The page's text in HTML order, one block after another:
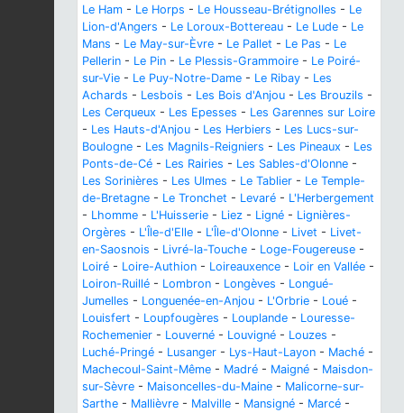
Le Ham - Le Horps - Le Housseau-Brétignolles - Le
Lion-d'Angers - Le Loroux-Bottereau - Le Lude - Le
Mans - Le May-sur-Èvre - Le Pallet - Le Pas - Le
Pellerin - Le Pin - Le Plessis-Grammoire - Le Poiré-
sur-Vie - Le Puy-Notre-Dame - Le Ribay - Les
Achards - Lesbois - Les Bois d'Anjou - Les Brouzils -
Les Cerqueux - Les Epesses - Les Garennes sur Loire
- Les Hauts-d'Anjou - Les Herbiers - Les Lucs-sur-
Boulogne - Les Magnils-Reigniers - Les Pineaux - Les
Ponts-de-Cé - Les Rairies - Les Sables-d'Olonne -
Les Sorinières - Les Ulmes - Le Tablier - Le Temple-
de-Bretagne - Le Tronchet - Levaré - L'Herbergement
- Lhomme - L'Huisserie - Liez - Ligné - Lignières-
Orgères - L'Île-d'Elle - L'Île-d'Olonne - Livet - Livet-
en-Saosnois - Livré-la-Touche - Loge-Fougereuse -
Loiré - Loire-Authion - Loireauxence - Loir en Vallée -
Loiron-Ruillé - Lombron - Longèves - Longué-
Jumelles - Longuenée-en-Anjou - L'Orbrie - Loué -
Louisfert - Loupfougères - Louplande - Louresse-
Rochemenier - Louverné - Louvigné - Louzes -
Luché-Pringé - Lusanger - Lys-Haut-Layon - Maché -
Machecoul-Saint-Même - Madré - Maigné - Maisdon-
sur-Sèvre - Maisoncelles-du-Maine - Malicorne-sur-
Sarthe - Mallièvre - Malville - Mansigné - Marcé -